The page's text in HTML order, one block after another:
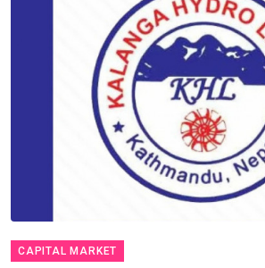
CAPITAL MARKET